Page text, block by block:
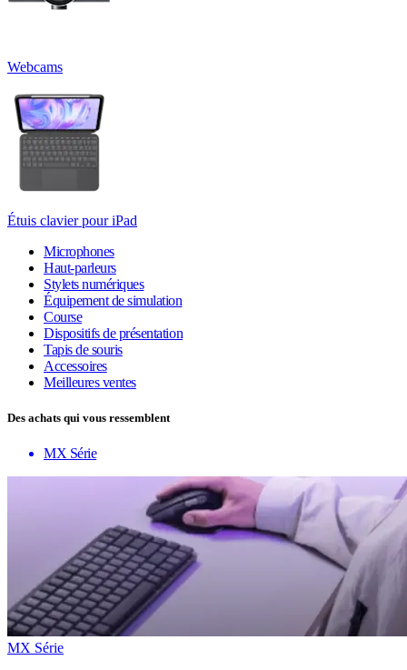
Webcams
Étuis clavier pour iPad
Microphones
Haut-parleurs
Stylets numériques
Équipement de simulation
Course
Dispositifs de présentation
Tapis de souris
Accessoires
Meilleures ventes
Des achats qui vous ressemblent
MX Série
MX Série